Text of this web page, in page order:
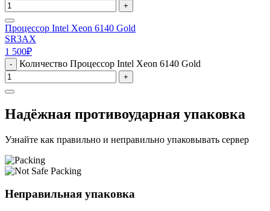
+
Процессор Intel Xeon 6140 Gold
SR3AX
1 500₽
- Количество Процессор Intel Xeon 6140 Gold
+
Надёжная противоударная упаковка
Узнайте как правильно и неправильно упаковывать сервер
Неправильная упаковка